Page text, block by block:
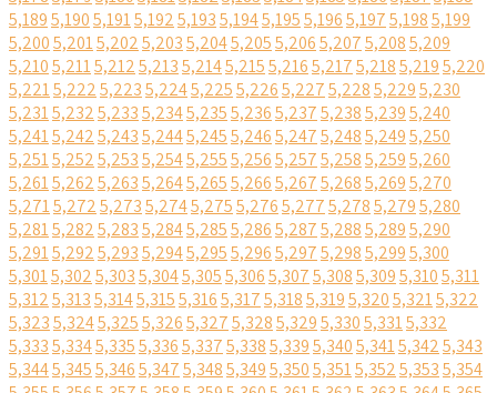
5,1895,1905,1915,1925,1935,1945,1955,1965,1975,1985,199
5,2005,2015,2025,2035,2045,2055,2065,2075,2085,209
5,2105,2115,2125,2135,2145,2155,2165,2175,2185,2195,220
5,2215,2225,2235,2245,2255,2265,2275,2285,2295,230
5,2315,2325,2335,2345,2355,2365,2375,2385,2395,240
5,2415,2425,2435,2445,2455,2465,2475,2485,2495,250
5,2515,2525,2535,2545,2555,2565,2575,2585,2595,260
5,2615,2625,2635,2645,2655,2665,2675,2685,2695,270
5,2715,2725,2735,2745,2755,2765,2775,2785,2795,280
5,2815,2825,2835,2845,2855,2865,2875,2885,2895,290
5,2915,2925,2935,2945,2955,2965,2975,2985,2995,300
5,3015,3025,3035,3045,3055,3065,3075,3085,3095,3105,311
5,3125,3135,3145,3155,3165,3175,3185,3195,3205,3215,322
5,3235,3245,3255,3265,3275,3285,3295,3305,3315,332
5,3335,3345,3355,3365,3375,3385,3395,3405,3415,3425,343
5,3445,3455,3465,3475,3485,3495,3505,3515,3525,3535,354